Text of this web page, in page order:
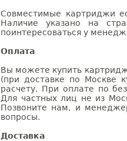
Совместимые картриджи
Наличие указано на
поинтересоваться у
Оплата
Вы можете купить
(при доставке по Москве
расчету. При оплате по
Для частных лиц не из
Позвоните нам, и
вопросы.
Доставка